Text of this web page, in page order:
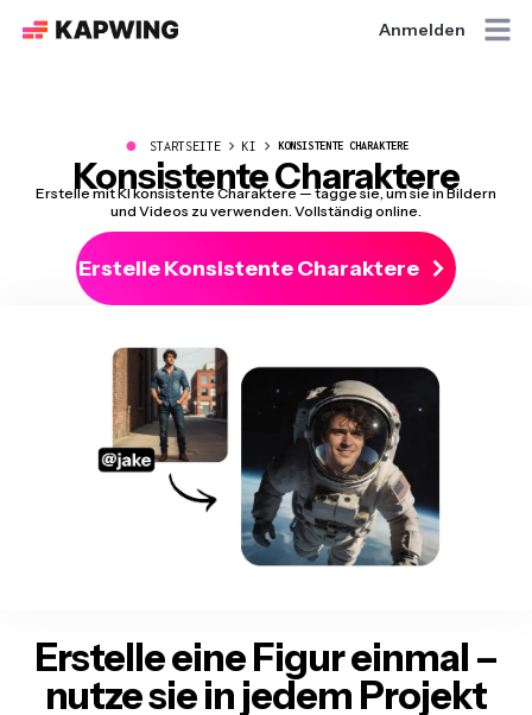
Anmelden
● STARTSEITE KI KONSISTENTE CHARAKTERE
Konsistente Charaktere
Erstelle mit KI konsistente Charaktere — tagge sie, um sie in Bildern
und Videos zu verwenden. Vollständig online.
Erstelle Konsistente Charaktere
Erstelle eine Figur einmal –
nutze sie in jedem Projekt